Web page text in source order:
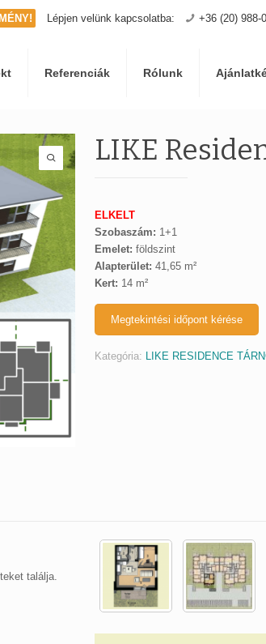
Lépjen velünk kapcsolatba: +36 (20) 988-
Referenciák Rólunk
LIKE
ELKELT
Szobaszám: 1+1
Emelet: földszint
Alapterület: 41,65 m²
Kert: 14 m²
Megtekintési időpont kérése
Kategória: LIKE RESIDENCE
találja.